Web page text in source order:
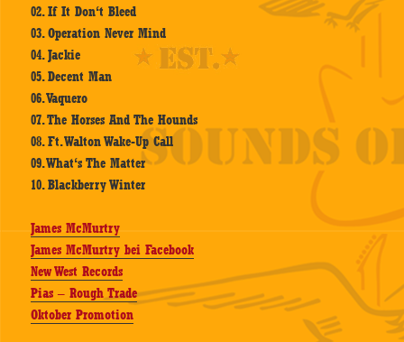
02. If It Don‘t Bleed
03. Operation Never Mind
04. Jackie
05. Decent Man
06. Vaquero
07. The Horses And The Hounds
08. Ft. Walton Wake-Up Call
09. What‘s The Matter
10. Blackberry Winter
James McMurtry
James McMurtry bei Facebook
New West Records
Pias – Rough Trade
Oktober Promotion